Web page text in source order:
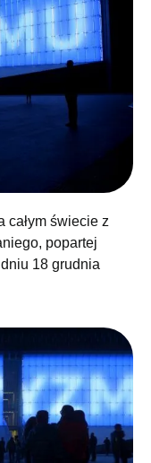
całym świecie z
popartej
18 grudnia